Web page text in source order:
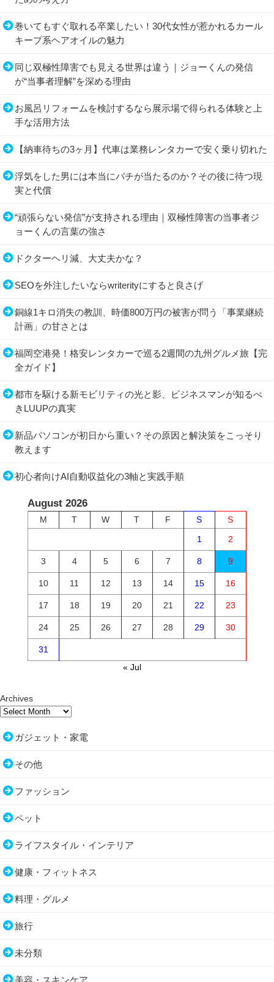
巻いてもすぐ取れる卒業したい！30代女性が惹かれるカール
キープ系ヘアオイルの魅力
同じ双極性障害でも見える世界は違う｜ジョーくんの発信
が“当事者理解”を深める理由
お風呂リフォームを検討するなら展示場で得られる体験と上
手な活用方法
【納車待ちの3ヶ月】代車は業務レンタカーで安く乗り切れた
浮気をした男には本当にバチが当たるのか？その後に待つ現
実と代償
“頑張らない発信”が支持される理由｜双極性障害の当事者ジ
ョーくんの言葉の強さ
ドクターヘリ減、大丈夫かな？
SEOを外注したいならwriterityにすると良さげ
銅線1キロ消失の教訓、時価800万円の被害が問う「事業継続
計画」の甘さとは
福岡空港発！格安レンタカーで巡る2週間の九州グルメ旅【完
全ガイド】
都市を駆ける新モビリティの光と影、ビジネスマンが知るべ
きLUUPの真実
新品パソコンが初日から重い？その原因と解決策をこっそり
教えます
初心者向けAI自動収益化の3軸と実践手順
August 2026
M T W T F S
S
1
2
3 4 5 6 7 8 9
10 11 12 13 14 15 16
17 18 19 20 21 22 23
24 25 26 27 28 29 30
31
« Jul
Archives
ガジェット・家電
その他
ファッション
ペット
ライフスタイル・インテリア
健康・フィットネス
料理・グルメ
旅行
未分類